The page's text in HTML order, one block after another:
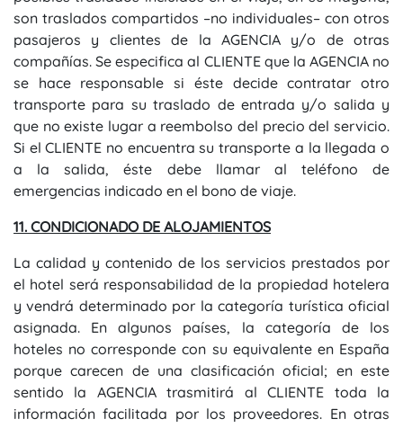
son traslados compartidos –no individuales– con otros
pasajeros y clientes de la AGENCIA y/o de otras
compañías. Se especifica al CLIENTE que la AGENCIA no
se hace responsable si éste decide contratar otro
transporte para su traslado de entrada y/o salida y
que no existe lugar a reembolso del precio del servicio.
Si el CLIENTE no encuentra su transporte a la llegada o
a la salida, éste debe llamar al teléfono de
emergencias indicado en el bono de viaje.
11. CONDICIONADO DE ALOJAMIENTOS
La calidad y contenido de los servicios prestados por
el hotel será responsabilidad de la propiedad hotelera
y vendrá determinado por la categoría turística oficial
asignada. En algunos países, la categoría de los
hoteles no corresponde con su equivalente en España
porque carecen de una clasificación oficial; en este
sentido la AGENCIA trasmitirá al CLIENTE toda la
información facilitada por los proveedores. En otras